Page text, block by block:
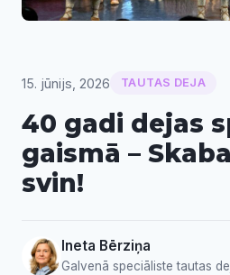
15. jūnijs, 2026 TAUTAS DEJA
40 gadi dejas
gaismā –
svin!
Ineta Bērziņa
Galvenā speciāliste tautas